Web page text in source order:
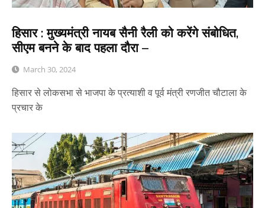
हिसार : मुख्यमंत्री नायब सैनी रैली को करेंगे संबोधित,
सीएम बनने के बाद पहला दौरा –
March 30, 2024
हिसार से लोकसभा से भाजपा के प्रत्याशी व पूर्व मंत्री रणजीत चौटाला के
प्रचार के